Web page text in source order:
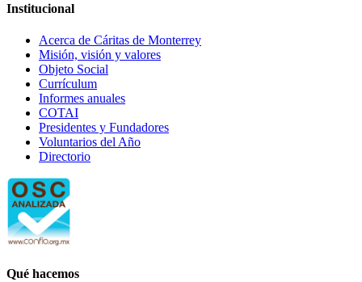
Institucional
Acerca de Cáritas de Monterrey
Misión, visión y valores
Objeto Social
Currículum
Informes anuales
COTAI
Presidentes y Fundadores
Voluntarios del Año
Directorio
Qué hacemos